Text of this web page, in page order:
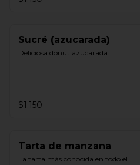
Sucré (azucarada)
Deliciosa donut azucarada.
$1.150
Tarta de manzana
La tarta más conocida en todo el